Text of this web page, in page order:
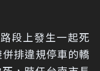
段上發生一起死
排違規停車的轎